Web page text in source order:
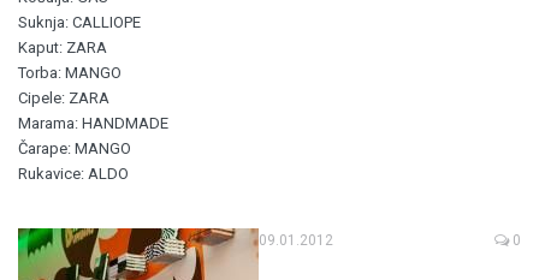
Suknja: CALLIOPE
Kaput: ZARA
Torba: MANGO
Cipele: ZARA
Marama: HANDMADE
Čarape: MANGO
Rukavice: ALDO
09.01.2012 0